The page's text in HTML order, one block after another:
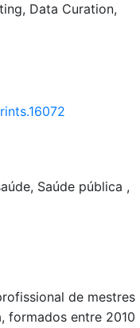
Data Curation
Saúde pública ,
de mestres
formados entre 2010